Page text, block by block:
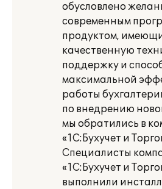
обусловлено
современным
продуктом,
качественную
поддержку и
максимальной
работы
по внедрению
мы обратились в
«1С:Бухучет и
Специалисты
«1С:Бухучет и
выполнили